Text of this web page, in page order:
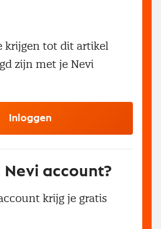
krijgen tot dit artikel
zijn met je Nevi
Inloggen
Nevi account?
krijg je gratis